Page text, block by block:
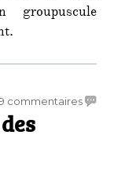
groupuscule
des fafs
commentairessur